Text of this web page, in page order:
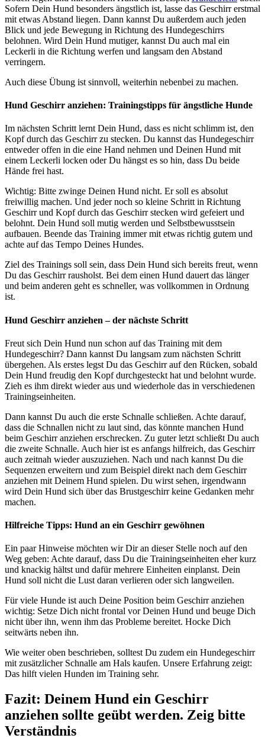
Sofern Dein Hund besonders ängstlich ist, lasse das Geschirr erstmal
mit etwas Abstand liegen. Dann kannst Du außerdem auch jeden
Blick und jede Bewegung in Richtung des Hundegeschirrs
belohnen. Wird Dein Hund mutiger, kannst Du auch mal ein
Leckerli in die Richtung werfen und langsam den Abstand
verringern.
Auch diese Übung ist sinnvoll, weiterhin nebenbei zu machen.
Hund Geschirr anziehen: Trainingstipps für ängstliche Hunde
Im nächsten Schritt lernt Dein Hund, dass es nicht schlimm ist, den
Kopf durch das Geschirr zu stecken. Du kannst das Hundegeschirr
entweder offen in die eine Hand nehmen und Deinen Hund mit
einem Leckerli locken oder Du hängst es so hin, dass Du beide
Hände frei hast.
Wichtig: Bitte zwinge Deinen Hund nicht. Er soll es absolut
freiwillig machen. Und jeder noch so kleine Schritt in Richtung
Geschirr und Kopf durch das Geschirr stecken wird gefeiert und
belohnt. Dein Hund soll mutig werden und Selbstbewusstsein
aufbauen. Beende das Training immer mit etwas richtig gutem und
achte auf das Tempo Deines Hundes.
Ziel des Trainings soll sein, dass Dein Hund sich bereits freut, wenn
Du das Geschirr rausholst. Bei dem einen Hund dauert das länger
und beim anderen geht es schneller, was vollkommen in Ordnung
ist.
Hund Geschirr anziehen – der nächste Schritt
Freut sich Dein Hund nun schon auf das Training mit dem
Hundegeschirr? Dann kannst Du langsam zum nächsten Schritt
übergehen. Als erstes legst Du das Geschirr auf den Rücken, sobald
Dein Hund freudig den Kopf durchgesteckt hat und belohnt wurde.
Zieh es ihm direkt wieder aus und wiederhole das in verschiedenen
Trainingseinheiten.
Dann kannst Du auch die erste Schnalle schließen. Achte darauf,
dass die Schnallen nicht zu laut sind, das könnte manchen Hund
beim Geschirr anziehen erschrecken. Zu guter letzt schließt Du auch
die zweite Schnalle. Auch hier ist es anfangs hilfreich, das Geschirr
auch zeitnah wieder auszuziehen. Nach und nach kannst Du die
Sequenzen erweitern und zum Beispiel direkt nach dem Geschirr
anziehen mit Deinem Hund spielen. Du wirst sehen, irgendwann
wird Dein Hund sich über das Brustgeschirr keine Gedanken mehr
machen.
Hilfreiche Tipps: Hund an ein Geschirr gewöhnen
Ein paar Hinweise möchten wir Dir an dieser Stelle noch auf den
Weg geben: Achte darauf, dass Du die Trainingseinheiten eher kurz
und knackig hältst und dafür mehrere Einheiten einplanst. Dein
Hund soll nicht die Lust daran verlieren oder sich langweilen.
Für viele Hunde ist auch Deine Position beim Geschirr anziehen
wichtig: Setze Dich nicht frontal vor Deinen Hund und beuge Dich
nicht über ihn, wenn ihm das Probleme bereitet. Hocke Dich
seitwärts neben ihn.
Wie weiter oben beschrieben, solltest Du zudem ein Hundegeschirr
mit zusätzlicher Schnalle am Hals kaufen. Unsere Erfahrung zeigt:
Das hilft vielen Hunden im Training sehr.
Fazit: Deinem Hund ein Geschirr
anziehen sollte geübt werden. Zeig bitte
Verständnis